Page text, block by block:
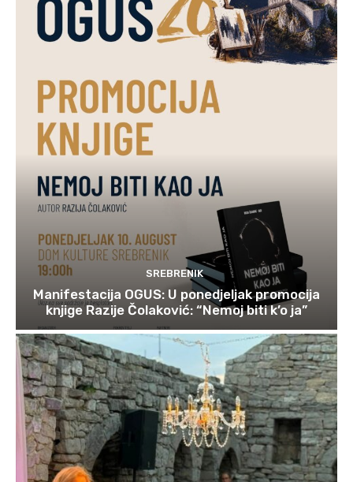
SREBRENIK
Manifestacija OGUS: U ponedjeljak promocija
knjige Razije Čolaković: “Nemoj biti k’o ja”